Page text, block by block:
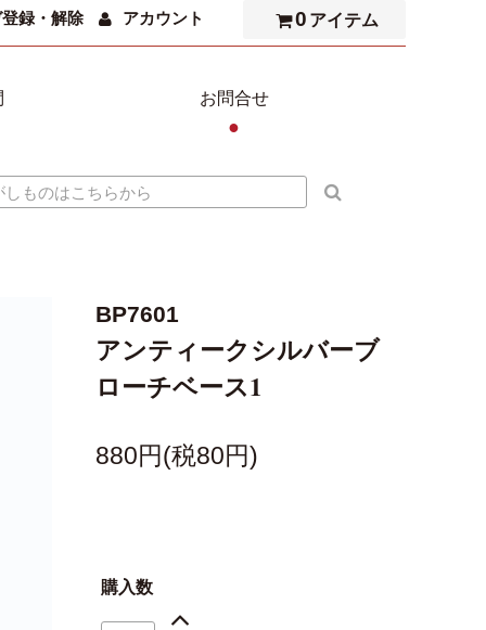
録・解除 アカウント 0 アイテム
お問合せ
●
BP7601
アンティークシルバーブ
ローチベース1
880円(税80円)
購入数